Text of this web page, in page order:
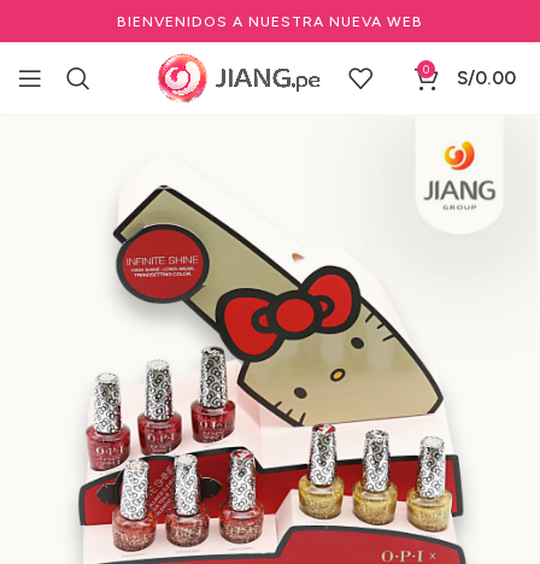
BIENVENIDOS A NUESTRA NUEVA WEB
0 S/0.00